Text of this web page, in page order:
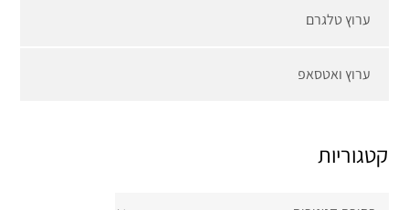
ערוץ טלגרם
ערוץ ואטסאפ
קטגוריות